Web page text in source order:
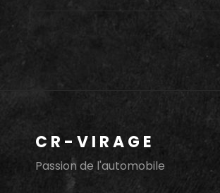
HISTORIQUE
MONACO
SAMEDI
CR-VIRAGE
Passion de l'automobile